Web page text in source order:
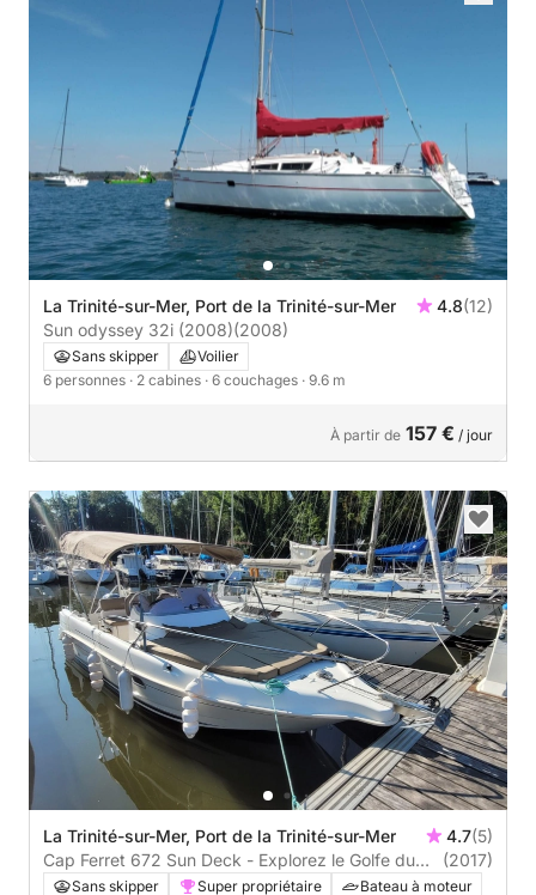
La Trinité-sur-Mer, Port de la Trinité-sur-Mer 4.8(12)
Sun odyssey 32i (2008)(2008)
Sans skipper
Voilier
6 personnes · 2 cabines · 6 couchages · 9.6 m
À partir de 157 € / jour
La Trinité-sur-Mer, Port de la Trinité-sur-Mer 4.7(5)
Cap Ferret 672 Sun Deck - Explorez le Golfe du
Morbihan et les îles depuis Saint-Philibert
(2017)
Sans skipper Super propriétaire
Bateau à moteur